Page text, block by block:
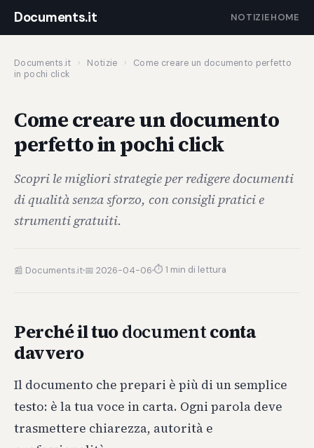
Documents.it NOTIZIEHOME
Documents.it › Notizie ›
Come creare un documento perfetto
in pochi click
Come creare un documento
perfetto in pochi click
Scopri le migliori strategie per redigere documenti
di qualità senza sforzo, con consigli pratici e
strumenti gratuiti.
📰 Documents.it 📅 2026-04-06 ⏱ 1 min di lettura
Perché il tuodocumentconta
davvero
Il documento che prepari è più di un semplice
testo: è la tua voce in carta. Ogni parola deve
trasmettere chiarezza, autorità e